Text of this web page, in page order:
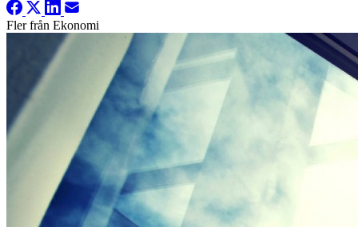
Fler från Ekonomi